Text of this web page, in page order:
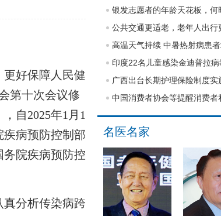
好保障人民健
第十次会议修
自2025年1月1
疾病预防控制部
务院疾病预防控
分析传染病跨
银发志愿者的年龄天花板，何
公共交通更适老，老年人出行
印度22名儿童感染金迪普拉
广西出台长期护理保险制度实
中国消费者协会等提醒消费
名医名家